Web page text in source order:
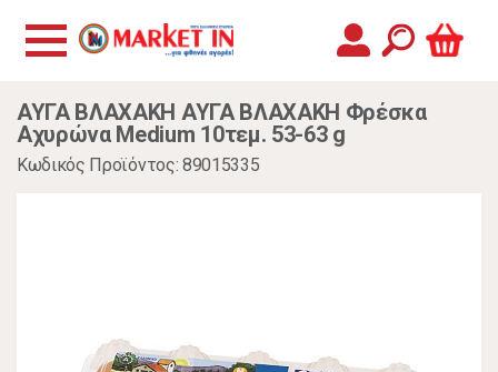
ΑΥΓΑ ΒΛΑΧΑΚΗ ΑΥΓΑ ΒΛΑΧΑΚΗ Φρέσκα
Αχυρώνα Medium 10τεμ. 53-63 g
Κωδικός Προϊόντος: 89015335